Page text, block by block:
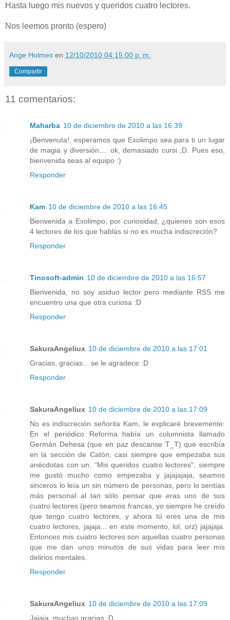
Hasta luego mis nuevos y queridos cuatro lectores.
Nos leemos pronto (espero)
Ange Holmes en 12/10/2010 04:15:00 p. m.
Compartir
11 comentarios:
Maharba 10 de diciembre de 2010 a las 16:39
¡Benvenuta!, esperamos que Exolimpo sea para ti un lugar
de magia y diversión.... ok, demasiado cursi ;D. Pues eso,
bienvenida seas al equipo :)
Responder
Kam 10 de diciembre de 2010 a las 16:45
Bienvenida a Exolimpo, por curiosidad, ¿quienes son esos
4 lectores de los que hablas si no es mucha indiscreción?
Responder
Tinosoft-admin 10 de diciembre de 2010 a las 16:57
Bienvenida, no soy asiduo lector pero mediante RSS me
encuentro una que otra curiosa :D
Responder
SakuraAngeliux 10 de diciembre de 2010 a las 17:01
Gracias, gracias... se le agradece :D
Responder
SakuraAngeliux 10 de diciembre de 2010 a las 17:09
No es indiscreción señorita Kam, le explicaré brevemente:
En el periódico Reforma había un columnista llamado
Germán Dehesa (que en paz descanse T_T) que escribía
en la sección de Catón; casi siempre que empezaba sus
anécdotas con un: "Mis queridos cuatro lectores", siempre
me gustó mucho como empezaba y jajajajaja, seamos
sinceros lo leía un sin número de personas, pero lo sentías
más personal al tan sólo pensar que eras uno de sus
cuatro lectores (pero seamos francas, yo siempre he creído
que tengo cuatro lectores, y ahora tú eres una de mis
cuatro lectores, jajaja... en este momento, lol, orz) jajajaja.
Entonces mis cuatro lectores son aquellas cuatro personas
que me dan unos minutos de sus vidas para leer mis
delirios mentales.
Responder
SakuraAngeliux 10 de diciembre de 2010 a las 17:09
Jajaja, muchas gracias :D